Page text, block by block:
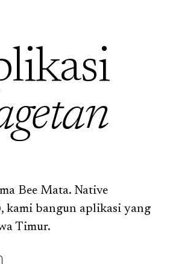
Bee Mata. Native
kami bangun aplikasi yang
Timur.